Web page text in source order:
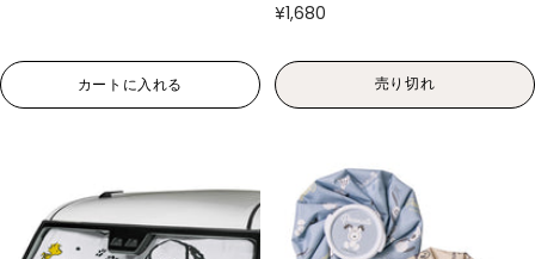
カートに入れる
¥1,680
売り切れ